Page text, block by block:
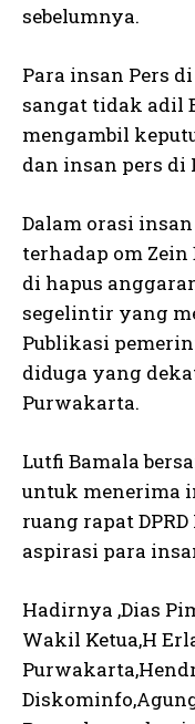
sebelumnya.
Para insan Pers
sangat tidak adil
mengambil
dan insan pers di
Dalam orasi
terhadap om
di hapus
segelintir yang
Publikasi
diduga yang
Purwakarta.
Lutfi Bamala
untuk menerima
ruang rapat
aspirasi para
Hadirnya ,Dias
Wakil Ketua,H